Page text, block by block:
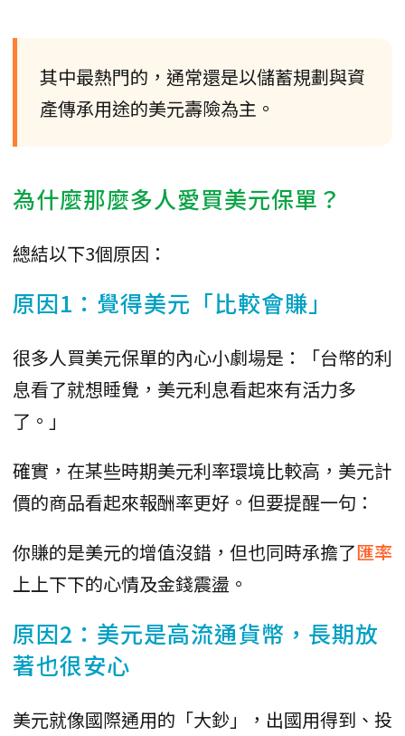
其中最熱門的，通常還是以儲蓄規劃與資
產傳承用途的美元壽險為主。
為什麼那麼多人愛買美元保單？
總結以下3個原因：
原因1：覺得美元「比較會賺」
很多人買美元保單的內心小劇場是：「台幣的利
息看了就想睡覺，美元利息看起來有活力多
了。」
確實，在某些時期美元利率環境比較高，美元計
價的商品看起來報酬率更好。但要提醒一句：
你賺的是美元的增值沒錯，但也同時承擔了匯率
上上下下的心情及金錢震盪。
原因2：美元是高流通貨幣，長期放
著也很安心
美元就像國際通用的「大鈔」，出國用得到、投